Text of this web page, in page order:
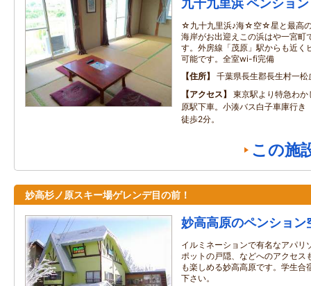
九十九里浜 ペンショ
☆九十九里浜♪海☆空☆星と最高の
海岸がお出迎えこの浜はや一宮町
す。外房線「茂原」駅からも近く
可能です。全室wi-fi完備
住所
千葉県長生郡長生村一
アクセス
東京駅より特急わ
原駅下車。小湊バス白子車庫行き
徒歩2分。
この施
妙高杉ノ原スキー場ゲレンデ目の前！
妙高高原のペンション
イルミネーションで有名なアパリ
ポットの戸隠、などへのアクセス
も楽しめる妙高高原です。学生合
下さい。